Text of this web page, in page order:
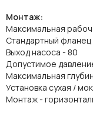
Монтаж:
Максимальная
Стандартный фланец
Выход насоса - 80
Допустимое
Максимальная
Установка сухая /
Монтаж -